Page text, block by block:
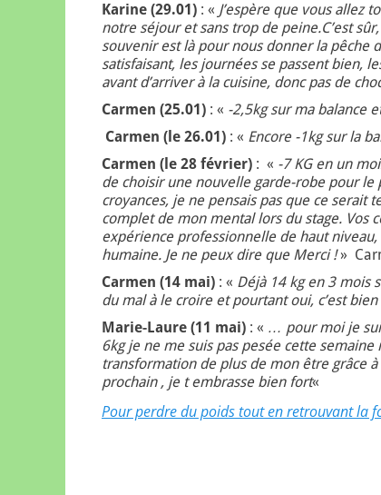
Karine (29.01) : « J’espère que vous allez
notre séjour et sans trop de peine.C’est
souvenir est là pour nous donner la pêche
satisfaisant, les journées se passent bien,
avant d’arriver à la cuisine, donc pas de
Carmen (25.01) : « -2,5kg sur ma balance
Carmen (le 26.01) : « Encore -1kg sur la
Carmen (le 28 février) : « -7 KG en un
de choisir une nouvelle garde-robe pour
croyances, je ne pensais pas que ce serait
complet de mon mental lors du stage. Vos
expérience professionnelle de haut
humaine. Je ne peux dire que Merci !»
Carmen (14 mai) : « Déjà 14 kg en 3 mois
du mal à le croire et pourtant oui, c’est
Marie-Laure (11 mai) : « … pour moi je
6kg je ne me suis pas pesée cette
transformation de plus de mon être grâce
prochain , je t embrasse bien fort«
Pour perdre du poids tout en retrouvant la